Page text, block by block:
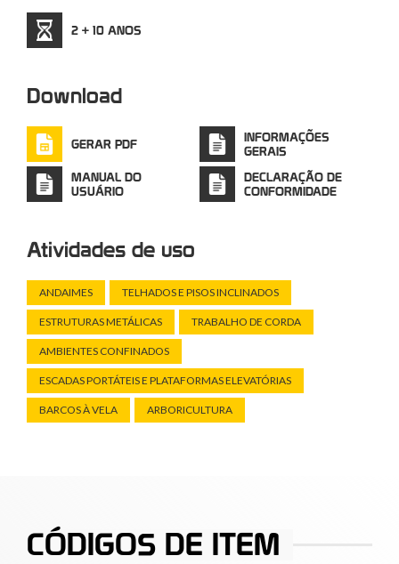
2 + 10 ANOS
Download
GERAR PDF
INFORMAÇÕES
GERAIS
MANUAL DO
USUÁRIO
DECLARAÇÃO DE
CONFORMIDADE
Atividades de uso
ANDAIMES TELHADOS E PISOS INCLINADOS
ESTRUTURAS METÁLICAS TRABALHO DE CORDA
AMBIENTES CONFINADOS
ESCADAS PORTÁTEIS E PLATAFORMAS ELEVATÓRIAS
BARCOS À VELA ARBORICULTURA
CÓDIGOS DE ITEM